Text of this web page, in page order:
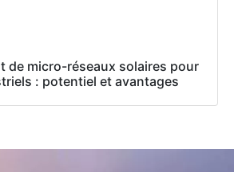
de micro-réseaux solaires pour
: potentiel et avantages